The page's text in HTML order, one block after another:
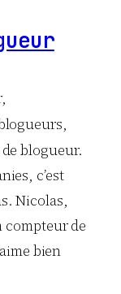
blogueur.
c’est
Nicolas,
compteur de
bien